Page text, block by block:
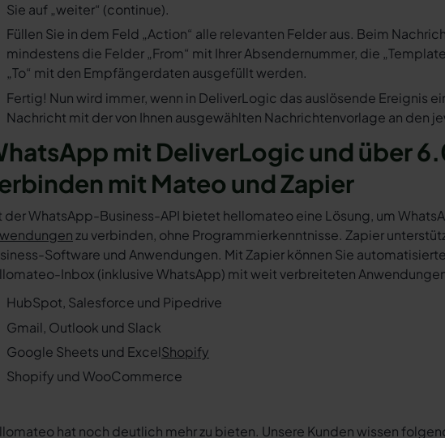
Sie auf „weiter“ (continue).
Füllen Sie in dem Feld „Action“ alle relevanten Felder aus. Beim
mindestens die Felder „From“ mit Ihrer Absendernummer, die
„To“ mit den Empfängerdaten ausgefüllt werden.
Fertig! Nun wird immer, wenn in DeliverLogic das auslösende Ereignis
Nachricht mit der von Ihnen ausgewählten Nachrichtenvorlage an den
mit DeliverLogic und über
mit Mateo und Zapier
der WhatsApp-Business-API bietet hellomateo eine Lösung, um
zu verbinden, ohne Programmierkenntnisse. Zapier
Software und Anwendungen. Mit Zapier können Sie
Inbox (inklusive WhatsApp) mit weit verbreiteten
HubSpot, Salesforce und Pipedrive
Gmail, Outlook und Slack
Google Sheets und ExcelShopify
Shopify und WooCommerce
hat noch deutlich mehr zu bieten. Unsere Kunden wissen